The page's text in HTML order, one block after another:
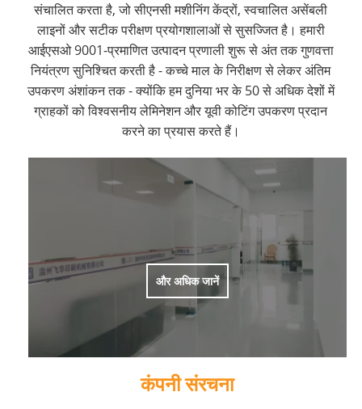
संचालित करता है, जो सीएनसी मशीनिंग केंद्रों, स्वचालित असेंबली
लाइनों और सटीक परीक्षण प्रयोगशालाओं से सुसज्जित है। हमारी
आईएसओ 9001-प्रमाणित उत्पादन प्रणाली शुरू से अंत तक गुणवत्ता
नियंत्रण सुनिश्चित करती है - कच्चे माल के निरीक्षण से लेकर अंतिम
उपकरण अंशांकन तक - क्योंकि हम दुनिया भर के 50 से अधिक देशों में
ग्राहकों को विश्वसनीय लेमिनेशन और यूवी कोटिंग उपकरण प्रदान
करने का प्रयास करते हैं।
और अधिक जानें
कंपनी संरचना